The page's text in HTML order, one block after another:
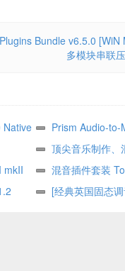
Bundle v6.5.0 [WiN
多模块串联
Native
Prism Audio-to-
MIDI顶尖音乐制作、
mkII
混音插件套装
本 [经典英国固态